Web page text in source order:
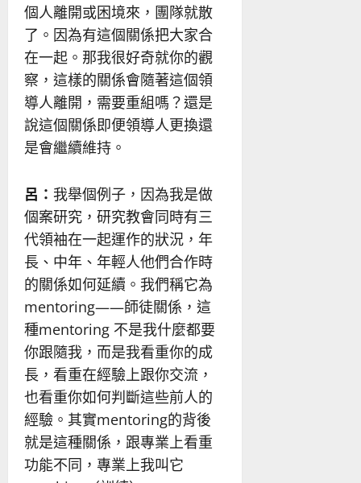
個人離開或困境來，團隊就散
了。因為有這個關係把大家合
在一起。那我很好奇就你的觀
察，這樣的關係會隨著這個領
導人離開，需要重組嗎？還是
說這個關係即便領導人更換還
是會繼續維持。
呂： 我舉個例子，因為我是做
個案研究，研究教會同時有三
代領袖在一起運作的狀況，年
長、中年、年輕人他們合作時
的關係如何延續。我們稱它為
mentoring——師徒關係，這
種mentoring 不是我什麼都要
你跟隨我，而是我看重你的成
長，看重在經驗上跟你交流，
也看重你如何判斷這些前人的
經驗。其實mentoring的背後
就是這種關係，跟專業上看重
功能不同，專業上我叫它